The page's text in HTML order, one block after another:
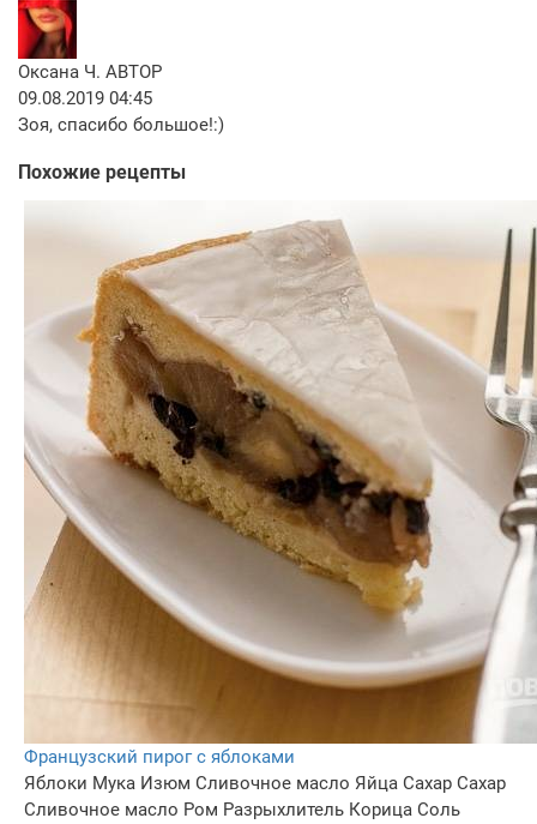
Оксана Ч. АВТОР
09.08.2019 04:45
Зоя, спасибо большое!:)
Похожие рецепты
Французский пирог с яблоками
Яблоки Мука Изюм Сливочное масло Яйца Сахар Сахар
Сливочное масло Ром Разрыхлитель Корица Соль